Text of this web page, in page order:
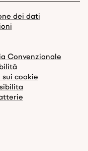
dei dati
Convenzionale
cookie